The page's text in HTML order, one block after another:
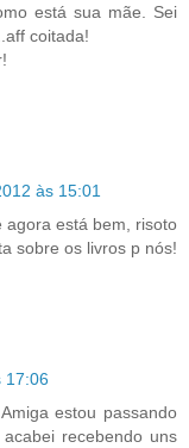
está sua mãe. Sei
coitada!
às 15:01
agora está bem, risoto
sobre os livros p nós!
17:06
estou passando
recebendo uns